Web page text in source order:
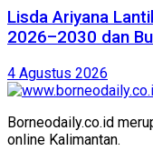
Lisda Ariyana
2026–2030 dan
4 Agustus 2026
Borneodaily.co.id
online Kalimantan.